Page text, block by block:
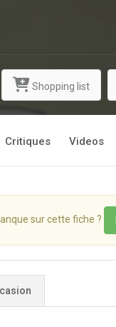
Shopping list
Critiques Videos
sur cette fiche ?